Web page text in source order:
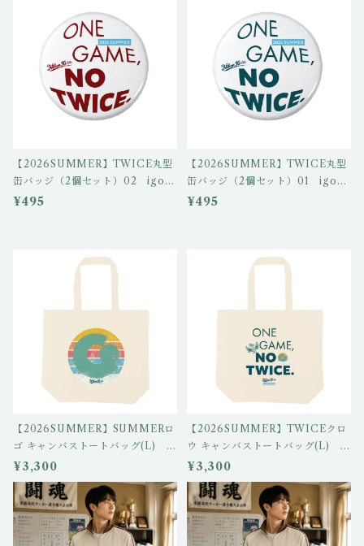
【2026SUMMER】TWICE丸型
缶バッジ（2個セット）02 igo-c
b-03/igo-cb-05
¥495
【2026SUMMER】TWICE丸型
缶バッジ（2個セット）01 igo-c
b-02/igo-cb-04
¥495
【2026SUMMER】SUMMERロ
ゴ キャンバストートバッグ(L) ig
o-tb-02
¥3,300
【2026SUMMER】TWICEクロ
ウ キャンバストートバッグ(L) ig
o-tb-01
¥3,300